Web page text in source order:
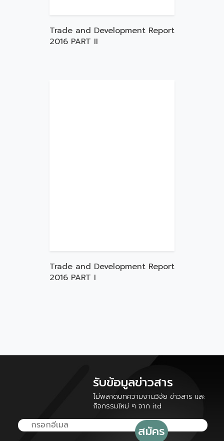
Trade and Development Report
2016 PART II
Trade and Development Report
2016 PART I
รับข้อมูลข่าวสาร
ไม่พลาดบทความงานวิจัย ข่าวสาร และ
กิจกรรมใหม่ ๆ จาก itd